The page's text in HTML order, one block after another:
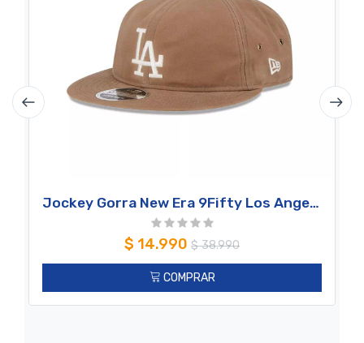
Jockey Gorra New Era 9Fifty Los Angeles Dodgers MLB Waxed Canvas Beige
$ 14.990 $38.990
COMPRAR